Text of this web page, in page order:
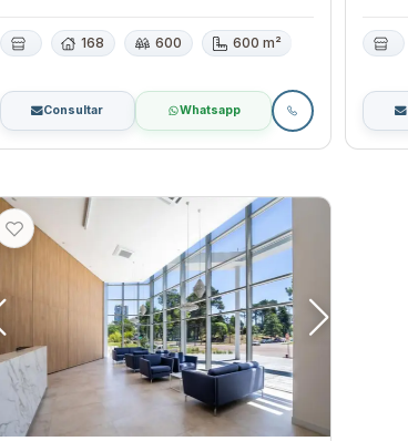
168 600 600 m²
Consultar Whatsapp